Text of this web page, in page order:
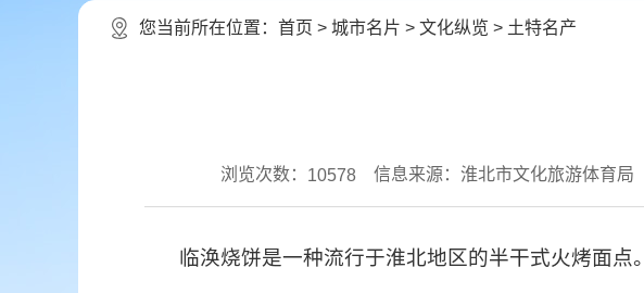
您当前所在位置： 首页 > 城市名片 > 文化纵览 > 土特名产
浏览次数： 10578 信息来源：淮北市文化旅游体育局
临涣烧饼是一种流行于淮北地区的半干式火烤面点。